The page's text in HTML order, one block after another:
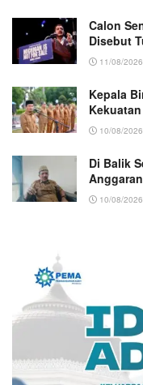
Calon
Disebut
11/08/2026
Kepala
Kekuatan
10/08/2026
Di Balik
10/08/2026